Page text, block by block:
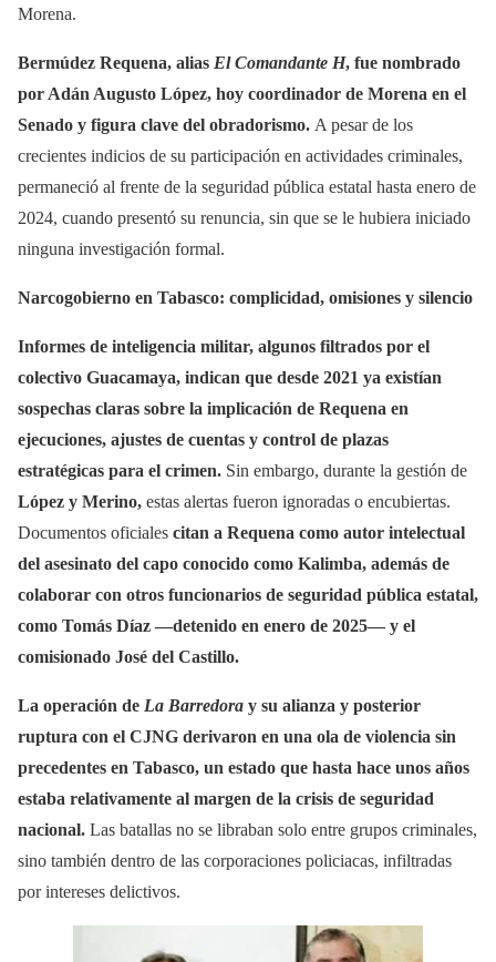
Morena.
Bermúdez Requena, alias El Comandante H, fue nombrado
por Adán Augusto López, hoy coordinador de Morena en el
Senado y figura clave del obradorismo. A pesar de los
crecientes indicios de su participación en actividades criminales,
permaneció al frente de la seguridad pública estatal hasta enero de
2024, cuando presentó su renuncia, sin que se le hubiera iniciado
ninguna investigación formal.
Narcogobierno en Tabasco: complicidad, omisiones y silencio
Informes de inteligencia militar, algunos filtrados por el
colectivo Guacamaya, indican que desde 2021 ya existían
sospechas claras sobre la implicación de Requena en
ejecuciones, ajustes de cuentas y control de plazas
estratégicas para el crimen. Sin embargo, durante la gestión de
López y Merino, estas alertas fueron ignoradas o encubiertas.
Documentos oficiales citan a Requena como autor intelectual
del asesinato del capo conocido como Kalimba, además de
colaborar con otros funcionarios de seguridad pública estatal,
como Tomás Díaz —detenido en enero de 2025— y el
comisionado José del Castillo.
La operación de La Barredora y su alianza y posterior
ruptura con el CJNG derivaron en una ola de violencia sin
precedentes en Tabasco, un estado que hasta hace unos años
estaba relativamente al margen de la crisis de seguridad
nacional. Las batallas no se libraban solo entre grupos criminales,
sino también dentro de las corporaciones policiacas, infiltradas
por intereses delictivos.